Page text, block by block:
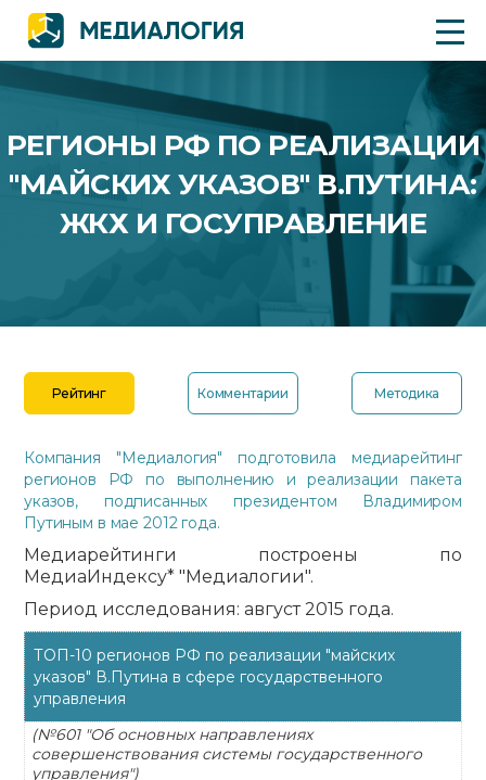
РЕГИОНЫ РФ ПО РЕАЛИЗАЦИИ
"МАЙСКИХ УКАЗОВ" В.ПУТИНА:
ЖКХ И ГОСУПРАВЛЕНИЕ
Рейтинг Комментарии Методика
Компания "Медиалогия" подготовила медиарейтинг
регионов РФ по выполнению и реализации пакета
указов, подписанных президентом Владимиром
Путиным в мае 2012 года.
Медиарейтинги построены по
МедиаИндексу* "Медиалогии".
Период исследования: август 2015 года.
ТОП-10 регионов РФ по реализации "майских
указов" В.Путина в сфере государственного
управления
(№601 "Об основных направлениях
совершенствования системы государственного
управления")